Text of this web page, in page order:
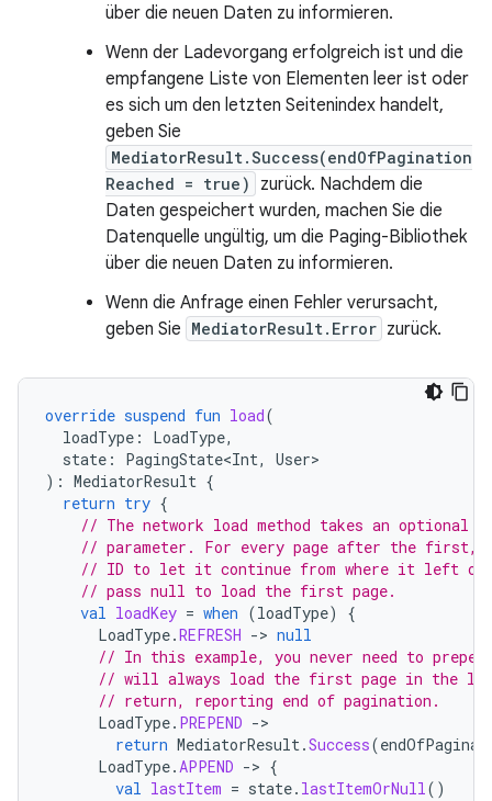
über die neuen Daten zu informieren.
Wenn der Ladevorgang erfolgreich ist und die
empfangene Liste von Elementen leer ist oder
es sich um den letzten Seitenindex handelt,
geben Sie
MediatorResult.Success(endOfPagination
Reached = true)
zurück. Nachdem die
Daten gespeichert wurden, machen Sie die
Datenquelle ungültig, um die Paging-Bibliothek
über die neuen Daten zu informieren.
Wenn die Anfrage einen Fehler verursacht,
geben Sie MediatorResult.Error zurück.
override suspend fun load(
loadType : LoadType,
state : PagingState<Int, User
): MediatorResult {
return try {
// The network load method takes an optional
// parameter. For every page after the first,
// ID to let it continue from where it left off.
// pass null to load the first page.
val loadKey = when (loadType)
{
LoadType.REFRESH -> null
// In this example, you never need to prepend,
// will always load the first page in the
// return, reporting end of pagination.
LoadType. PREPEND -
return MediatorResult .Success(
LoadType. APPEND -> {
val lastItem = state. lastItemOrNull ()